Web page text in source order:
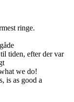
ringe.
tiden, efter der var
we do!
is as good a